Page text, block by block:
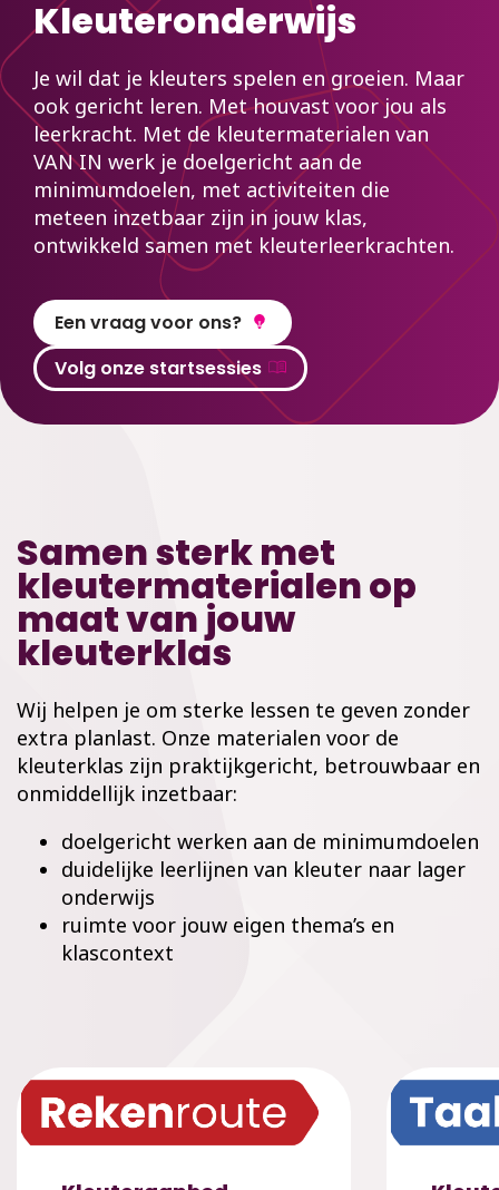
Kleuteronderwijs
Je wil dat je kleuters spelen en groeien. Maar
ook gericht leren. Met houvast voor jou als
leerkracht. Met de kleutermaterialen van
VAN IN werk je doelgericht aan de
minimumdoelen, met activiteiten die
meteen inzetbaar zijn in jouw klas,
ontwikkeld samen met kleuterleerkrachten.
Een vraag voor ons?
Volg onze startsessies
Samen sterk met
kleutermaterialen op
maat van jouw
kleuterklas
Wij helpen je om sterke lessen te geven zonder
extra planlast. Onze materialen voor de
kleuterklas zijn praktijkgericht, betrouwbaar en
onmiddellijk inzetbaar:
doelgericht werken aan de minimumdoelen
duidelijke leerlijnen van kleuter naar lager
onderwijs
ruimte voor jouw eigen thema’s en
klascontext